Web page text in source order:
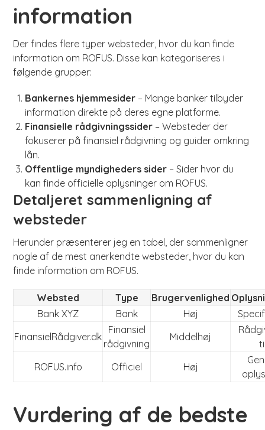
information
Der findes flere typer websteder, hvor du kan finde
information om ROFUS. Disse kan kategoriseres i
følgende grupper:
Bankernes hjemmesider – Mange banker tilbyder
information direkte på deres egne platforme.
Finansielle rådgivningssider – Websteder der
fokuserer på finansiel rådgivning og guider omkring
lån.
Offentlige myndigheders sider – Sider hvor du
kan finde officielle oplysninger om ROFUS.
Detaljeret sammenligning af
websteder
Herunder præsenterer jeg en tabel, der sammenligner
nogle af de mest anerkendte websteder, hvor du kan
finde information om ROFUS.
Websted Type Brugervenlighed
Bank XYZ
Bank Høj
FinansielRådgiver.dk
Finansiel
rådgivning
Middelhøj
ROFUS.info
Officiel Høj
Vurdering af de bedste